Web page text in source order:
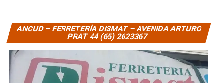
ANCUD – FERRETERÍA DISMAT – AVENIDA ARTURO
PRAT 44 (65) 2623367